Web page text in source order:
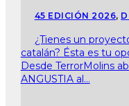
45 EDICIÓN 2026,
¿Tienes un
catalán? Ésta es tu
Desde TerrorMolins
ANGUSTIA al...